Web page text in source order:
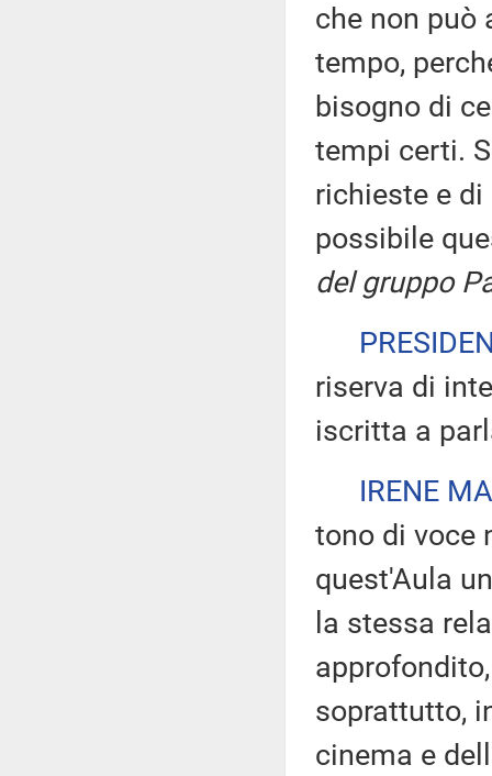
che non può
tempo,
bisogno di
tempi certi.
richieste e
possibile
del gruppo
riserva di
iscritta a
IRENE
tono di voce
quest'Aula
la stessa
soprattutto,
cinema e